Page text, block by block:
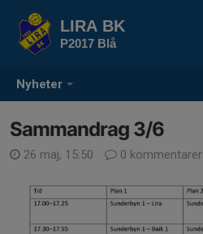
Nyheter
LIRA BK
P2017 Blå
Sammandrag 3/6
26 maj, 15:50 0 kommentarer